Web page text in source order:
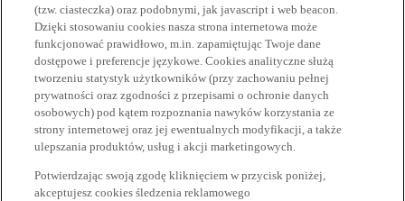
(tzw. ciasteczka) oraz podobnymi, jak javascript i web beacon.
Dzięki stosowaniu cookies nasza strona internetowa może
funkcjonować prawidłowo, m.in. zapamiętując Twoje dane
dostępowe i preferencje językowe. Cookies analityczne służą
tworzeniu statystyk użytkowników (przy zachowaniu pełnej
prywatności oraz zgodności z przepisami o ochronie danych
osobowych) pod kątem rozpoznania nawyków korzystania ze
strony internetowej oraz jej ewentualnych modyfikacji, a także
ulepszania produktów, usług i akcji marketingowych.
Potwierdzając swoją zgodę kliknięciem w przycisk poniżej,
akceptujesz cookies śledzenia reklamowego